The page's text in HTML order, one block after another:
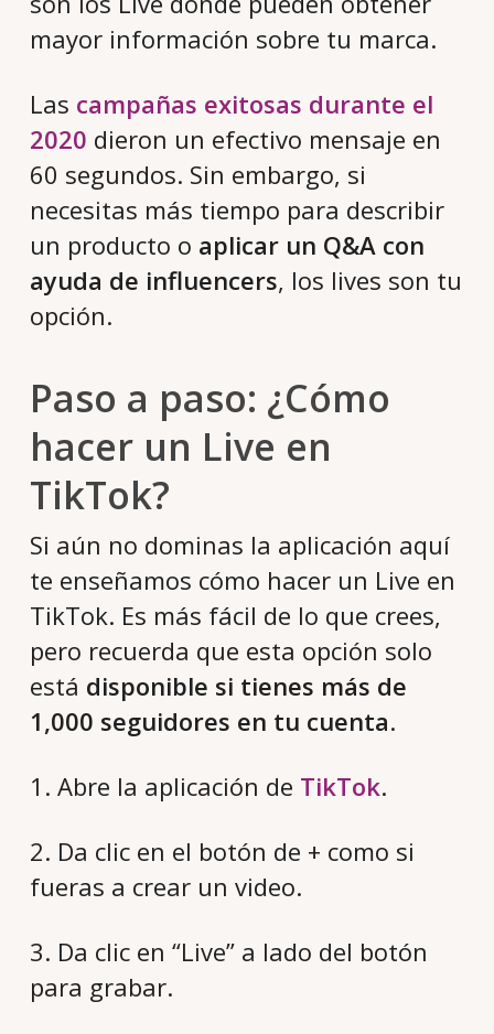
mayor información sobre tu marca.
Las campañas exitosas durante el
2020 dieron un efectivo mensaje en
60 segundos. Sin embargo, si
necesitas más tiempo para describir
un producto o aplicar un Q&A con
ayuda de influencers, los lives son tu
opción.
Paso a paso: ¿Cómo
hacer un Live en
TikTok?
Si aún no dominas la aplicación aquí
te enseñamos cómo hacer un Live en
TikTok. Es más fácil de lo que crees,
pero recuerda que esta opción solo
está disponible si tienes más de
1,000 seguidores en tu cuenta.
1. Abre la aplicación de TikTok.
2. Da clic en el botón de + como si
fueras a crear un video.
3. Da clic en “Live” a lado del botón
para grabar.